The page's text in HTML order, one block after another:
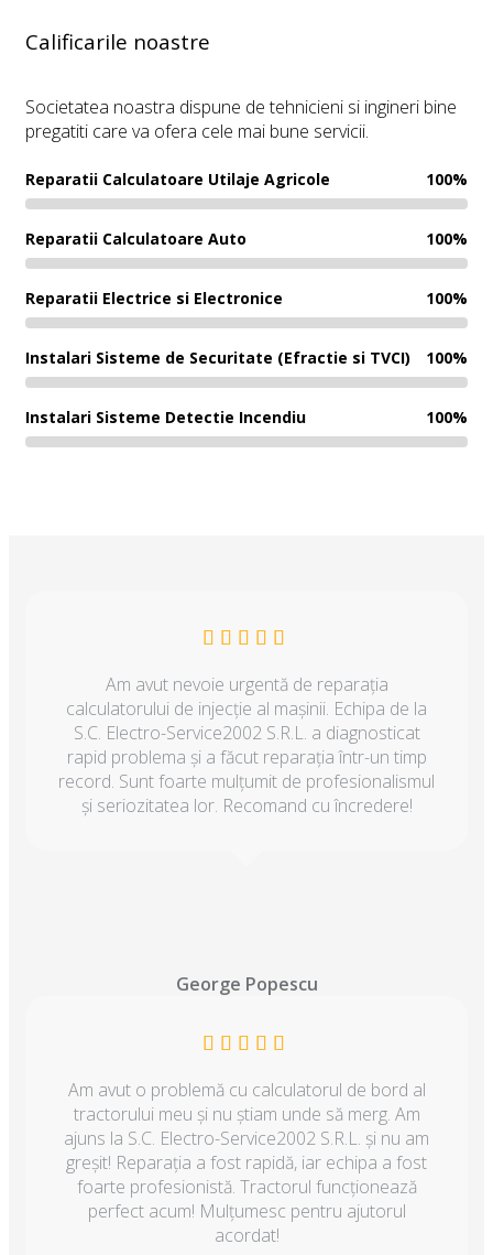
Calificarile noastre
Societatea noastra dispune de tehnicieni si ingineri bine
pregatiti care va ofera cele mai bune servicii.
Reparatii Calculatoare Utilaje Agricole 100%
Reparatii Calculatoare Auto 100%
Reparatii Electrice si Electronice 100%
Instalari Sisteme de Securitate (Efractie si TVCI) 100%
Instalari Sisteme Detectie Incendiu 100%
Am avut nevoie urgentă de reparația
calculatorului de injecție al mașinii. Echipa de la
S.C. Electro-Service2002 S.R.L. a diagnosticat
rapid problema și a făcut reparația într-un timp
record. Sunt foarte mulțumit de profesionalismul
și seriozitatea lor. Recomand cu încredere!
George Popescu
Am avut o problemă cu calculatorul de bord al
tractorului meu și nu știam unde să merg. Am
ajuns la S.C. Electro-Service2002 S.R.L. și nu am
greșit! Reparația a fost rapidă, iar echipa a fost
foarte profesionistă. Tractorul funcționează
perfect acum! Mulțumesc pentru ajutorul
acordat!